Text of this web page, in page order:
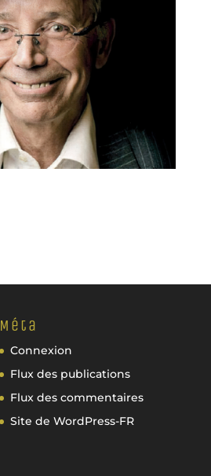
Méta
Connexion
Flux des publications
Flux des commentaires
Site de WordPress-FR